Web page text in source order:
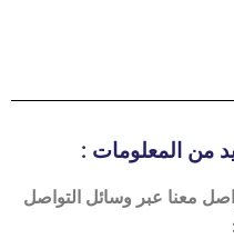
من المعلومات :
معنا عبر وسائل التواصل